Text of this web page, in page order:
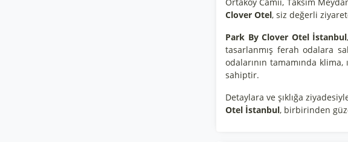
Clover Otel, siz değerli
Park By Clover Otel İstanbul
tasarlanmış ferah odalara
odalarının tamamında
sahiptir.
Detaylara ve şıklığa
Otel İstanbul, birbirinden